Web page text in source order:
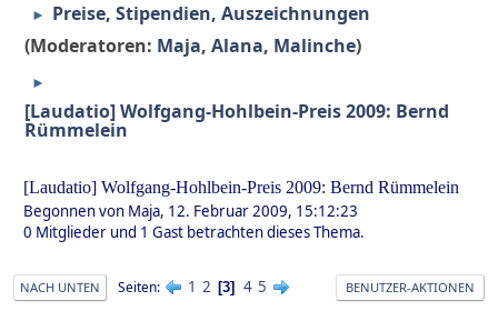
►
Preise, Stipendien, Auszeichnungen
(Moderatoren: Maja, Alana, Malinche)
►
[Laudatio] Wolfgang-Hohlbein-Preis 2009: Bernd
Rümmelein
[Laudatio] Wolfgang-Hohlbein-Preis 2009: Bernd Rümmelein
Begonnen von Maja, 12. Februar 2009, 15:12:23
0 Mitglieder und 1 Gast betrachten dieses Thema.
NACH UNTEN Seiten 1 2 3 4 5 BENUTZER-AKTIONEN